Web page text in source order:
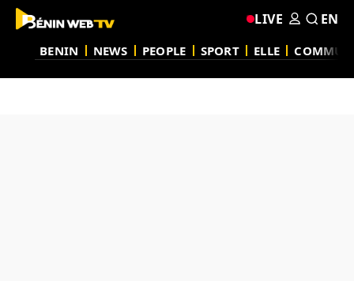
BENIN NEWS PEOPLE SPORT ELLE
LIVE EN